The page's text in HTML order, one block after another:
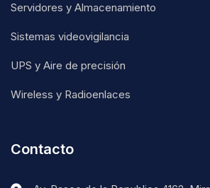
Servidores y Almacenamiento
Sistemas videovigilancia
UPS y Aire de precisión
Wireless y Radioenlaces
Contacto